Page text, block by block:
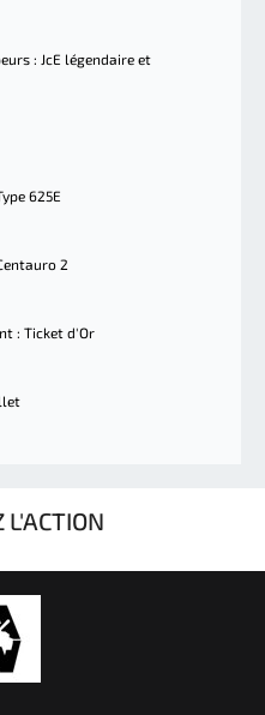
: JcE légendaire et
625E
2
: Ticket d'Or
L'ACTION